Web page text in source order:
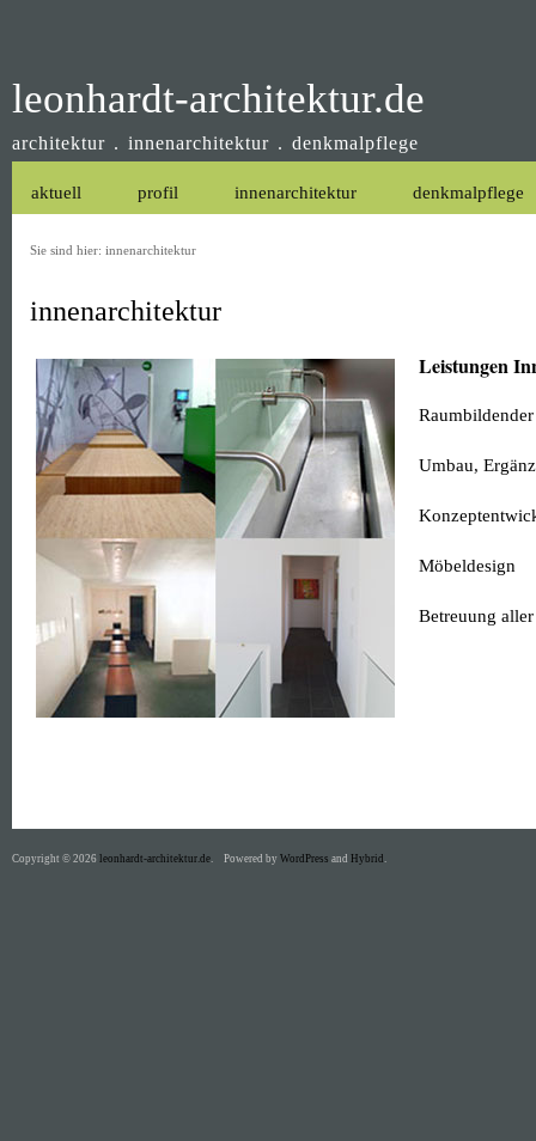
leonhardt-architektur.de
architektur . innenarchitektur . denkmalpflege
aktuell profil innenarchitektur denkmalpflege
Sie sind hier: innenarchitektur
innenarchitektur
Leistungen
Umbau,
Möbeldesign
Betreuung
Copyright © 2026 leonhardt-architektur.de. Powered by WordPress and Hybrid .